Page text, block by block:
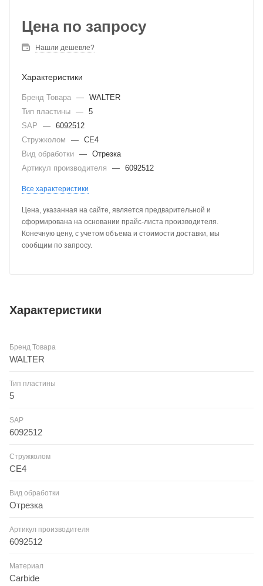
Цена по запросу
Нашли дешевле?
Характеристики
Бренд Товара — WALTER
Тип пластины — 5
SAP
— 6092512
Стружколом
— CE4
Вид обработки — Отрезка
Артикул производителя
— 6092512
Все характеристики
Цена, указанная на сайте, является предварительной и
сформирована на основании прайс-листа производителя.
Конечную цену, с учетом объема и стоимости доставки, мы
сообщим по запросу.
Характеристики
Бренд Товара
WALTER
Тип пластины
5
SAP
6092512
Стружколом
CE4
Вид обработки
Отрезка
Артикул производителя
6092512
Материал
Carbide